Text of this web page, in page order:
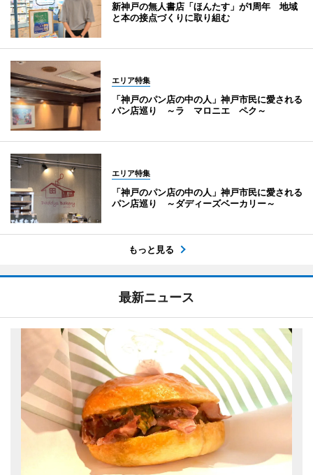
新神戸の無人書店「ほんたす」が1周年 地域
と本の接点づくりに取り組む
エリア特集
「神戸のパン店の中の人」神戸市民に愛される
パン店巡り ～ラ マロニエ ペク～
エリア特集
「神戸のパン店の中の人」神戸市民に愛される
パン店巡り ～ダディーズベーカリー～
もっと見る
最新ニュース